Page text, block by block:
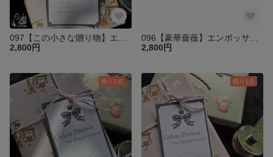
2,800円
2,800円
残り1点 残り1点